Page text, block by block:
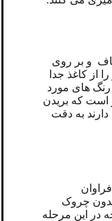
و بر روی
از کاغذ جدا
های مورد
است که بریدن
به دقت
چروک
در این مرحله